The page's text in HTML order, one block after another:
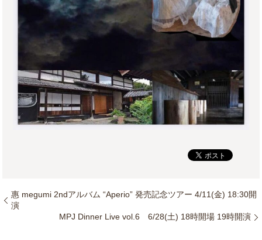
惠 megumi 2ndアルバム “Aperio” 発売記念ツアー 4/11(金) 18:30開
演
MPJ Dinner Live vol.6 6/28(土) 18時開場 19時開演